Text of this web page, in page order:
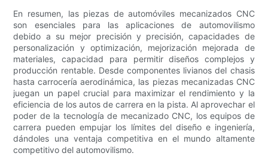
En resumen, las piezas de automóviles mecanizados CNC
son esenciales para las aplicaciones de automovilismo
debido a su mejor precisión y precisión, capacidades de
personalización y optimización, mejorización mejorada de
materiales, capacidad para permitir diseños complejos y
producción rentable. Desde componentes livianos del chasis
hasta carrocería aerodinámica, las piezas mecanizadas CNC
juegan un papel crucial para maximizar el rendimiento y la
eficiencia de los autos de carrera en la pista. Al aprovechar el
poder de la tecnología de mecanizado CNC, los equipos de
carrera pueden empujar los límites del diseño e ingeniería,
dándoles una ventaja competitiva en el mundo altamente
competitivo del automovilismo.